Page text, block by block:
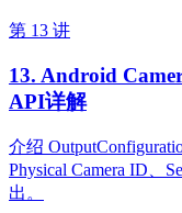
第 13 讲
13. Android
API详解
介绍
Physical Camera ID、
出。